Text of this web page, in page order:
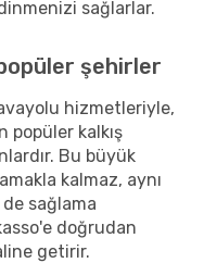
sağlarlar.
şehirler
hizmetleriyle,
popüler kalkış
Bu büyük
kalmaz, aynı
sağlama
doğrudan
getirir.